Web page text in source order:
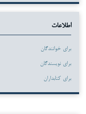
اطلاعات
برای خوانندگان
برای نویسندگان
برای کتابداران